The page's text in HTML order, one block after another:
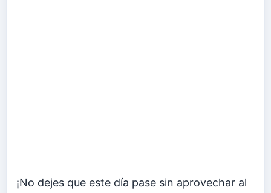
¡No dejes que este día pase sin aprovechar al